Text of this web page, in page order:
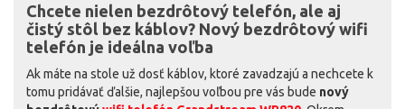
Chcete nielen bezdrôtový telefón, ale aj
čistý stôl bez káblov? Nový bezdrôtový wifi
telefón je ideálna voľba
Ak máte na stole už dosť káblov, ktoré zavadzajú a nechcete k
tomu pridávať ďalšie, najlepšou voľbou pre vás bude nový